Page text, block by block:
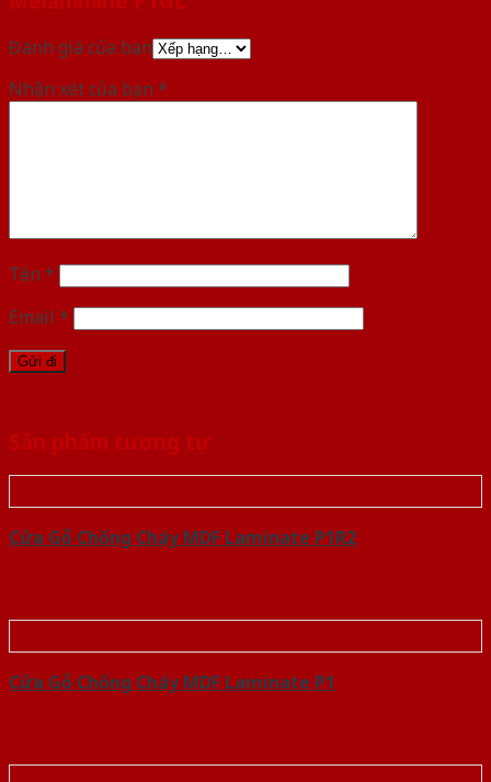
Đánh giá của bạn
Nhận xét của bạn *
Tên *
Email *
Sản phẩm tương tự
Cửa Gỗ Chống Cháy MDF Laminate P1R2
Cửa Gỗ Chống Cháy MDF Laminate P1